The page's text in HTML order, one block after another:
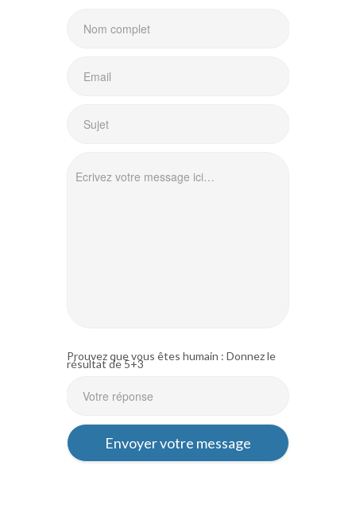
Prouvez que vous êtes humain : Donnez le
résultat de 5+3